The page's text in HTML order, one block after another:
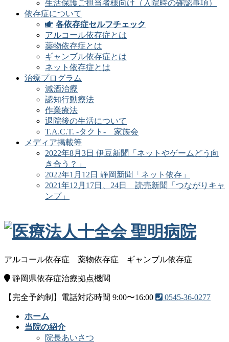
生活保護ご担当者様向け（入院時の確認事項）
依存症について
各依存症セルフチェック
アルコール依存症とは
薬物依存症とは
ギャンブル依存症とは
ネット依存症とは
治療プログラム
減酒治療
認知行動療法
作業療法
退院後の生活について
T.A.C.T. -タクト- 家族会
メディア掲載等
2022年8月3日 伊豆新聞「ネットやゲームどう向
き合う？」
2022年1月12日 静岡新聞「ネット依存」
2021年12月17日、24日 読売新聞「つながりキャ
ンプ」
アルコール依存症 薬物依存症 ギャンブル依存症
静岡県依存症治療拠点機関
【完全予約制】電話対応時間 9:00〜16:00 0545-36-0277
ホーム
当院の紹介
院長あいさつ